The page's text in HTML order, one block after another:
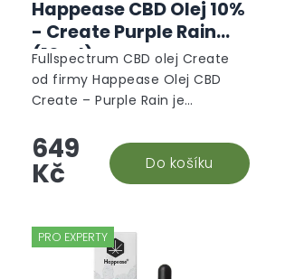
Happease CBD Olej 10%
- Create Purple Rain
(10ml)
649
Kč Do košíku
Fullspectrum CBD olej Create
od firmy Happease Olej CBD
Create – Purple Rain je
překročit hranice vlastní
představivosti a myšlení.
Probuzení...
PRO EXPERTY